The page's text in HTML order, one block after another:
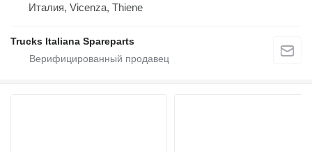
Италия, Vicenza, Thiene
Trucks Italiana Spareparts